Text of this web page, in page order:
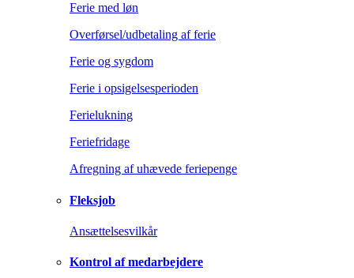
Ferie med løn
Overførsel/udbetaling af ferie
Ferie og sygdom
Ferie i opsigelsesperioden
Ferielukning
Feriefridage
Afregning af uhævede feriepenge
Fleksjob
Ansættelsesvilkår
Kontrol af medarbejdere